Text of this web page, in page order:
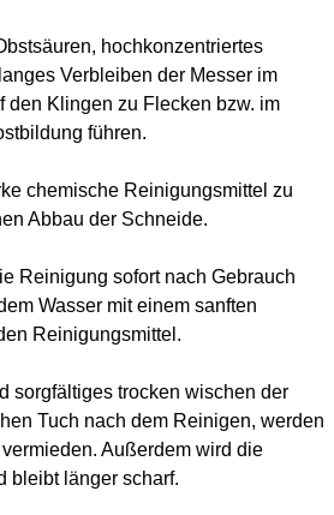
hochkonzentriertes
Verbleiben der Messer im
den Klingen zu Flecken bzw. im
führen.
chemische Reinigungsmittel zu
Abbau der Schneide.
Reinigung sofort nach Gebrauch
Wasser mit einem sanften
Reinigungsmittel.
sorgfältiges trocken wischen der
Tuch nach dem Reinigen, werden
Außerdem wird die
bleibt länger scharf.